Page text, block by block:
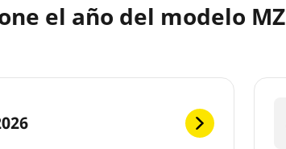
el año del modelo MZ